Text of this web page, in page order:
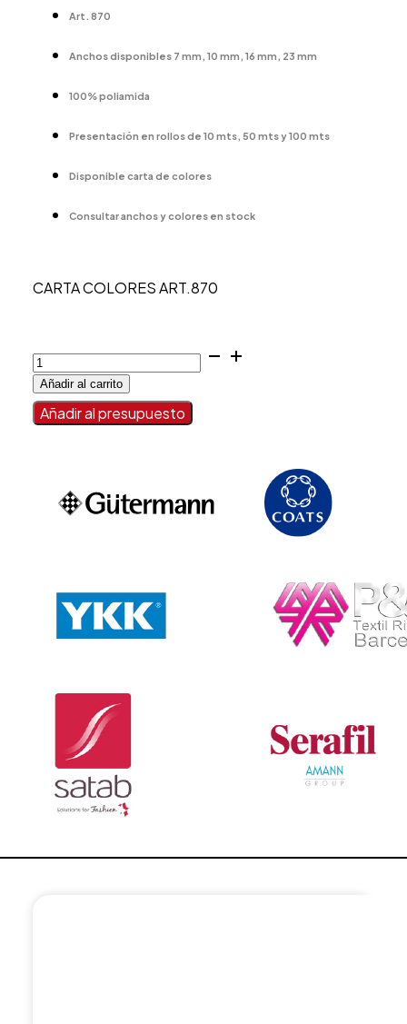
Art. 870
Anchos disponibles 7 mm, 10 mm, 16 mm, 23 mm
100% poliamida
Presentación en rollos de 10 mts, 50 mts y 100 mts
Disponible carta de colores
Consultar anchos y colores en stock
CARTA COLORES ART.870
TERCIOPELO
MANUBENS
cantidad
Añadir al carrito
Añadir al presupuesto